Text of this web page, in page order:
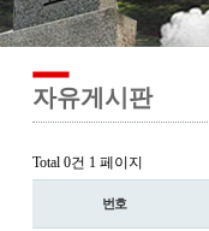
추모의글
자유게시판
Total 0건 1 페이지
번호